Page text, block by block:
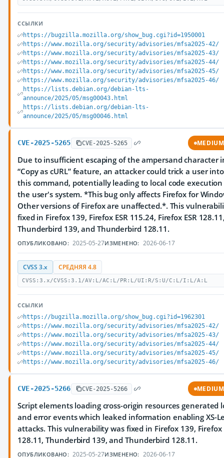
ССЫЛКИ
https://bugzilla.mozilla.org/show_bug.cgi?id=1950001
https://www.mozilla.org/security/advisories/mfsa2025-42/
https://www.mozilla.org/security/advisories/mfsa2025-43/
https://www.mozilla.org/security/advisories/mfsa2025-44/
https://www.mozilla.org/security/advisories/mfsa2025-45/
https://www.mozilla.org/security/advisories/mfsa2025-46/
https://lists.debian.org/debian-lts-
announce/2025/05/msg00043.html
https://lists.debian.org/debian-lts-
announce/2025/05/msg00046.html
CVE-2025-5265 CVE-2025-5265 MEDIUM
Due to insufficient escaping of the ampersand character
“Copy as cURL” feature, an attacker could trick a user
this command, potentially leading to local code
the user's system. *This bug only affects Firefox for
Other versions of Firefox are unaffected.*. This
fixed in Firefox 139, Firefox ESR 115.24, Firefox ESR
Thunderbird 139, and Thunderbird 128.11.
ОПУБЛИКОВАНО: 2025-05-27ИЗМЕНЕНО: 2026-06-17
CVSS 3.x СРЕДНЯЯ 4.8
CVSS:3.x/CVSS:3.1/AV:L/AC:L/PR:L/UI:R/S:U/C:L/I:L/A:L
ССЫЛКИ
https://bugzilla.mozilla.org/show_bug.cgi?id=1962301
https://www.mozilla.org/security/advisories/mfsa2025-42/
https://www.mozilla.org/security/advisories/mfsa2025-43/
https://www.mozilla.org/security/advisories/mfsa2025-44/
https://www.mozilla.org/security/advisories/mfsa2025-45/
https://www.mozilla.org/security/advisories/mfsa2025-46/
CVE-2025-5266 CVE-2025-5266 MEDIUM
Script elements loading cross-origin resources generated
and error events which leaked information enabling XS-
attacks. This vulnerability was fixed in Firefox 139, Firefox
128.11, Thunderbird 139, and Thunderbird 128.11.
ОПУБЛИКОВАНО: 2025-05-27ИЗМЕНЕНО: 2026-06-17